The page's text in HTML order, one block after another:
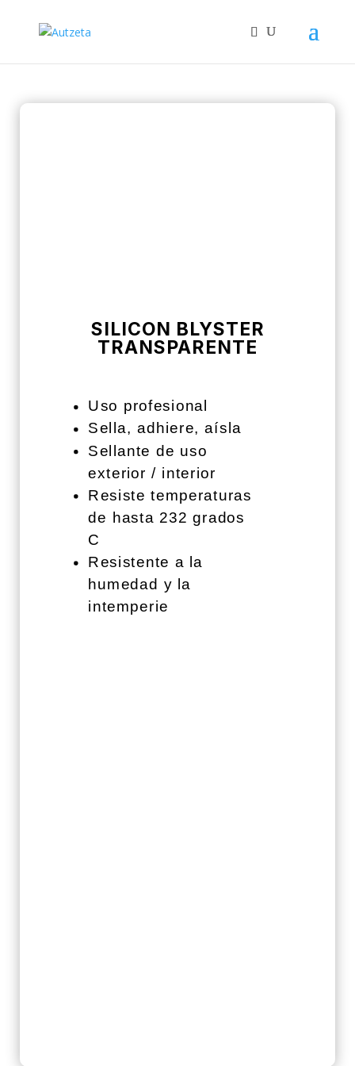
SILICON BLYSTER
TRANSPARENTE
Uso profesional
Sella, adhiere, aísla
Sellante de uso
exterior / interior
Resiste temperaturas
de hasta 232 grados
C
Resistente a la
humedad y la
intemperie